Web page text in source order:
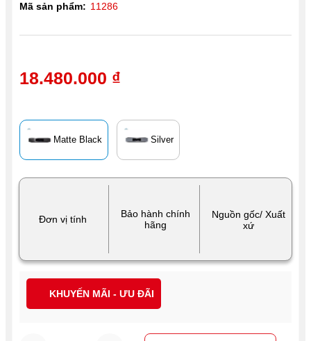
Đơn vị tính
Bảo hành chính
hãng
Nguồn gốc/ Xuất
xứ
Matte Black Silver
18.480.000 ₫
Mã sản phẩm: 11286
KHUYẾN MÃI - ƯU ĐÃI